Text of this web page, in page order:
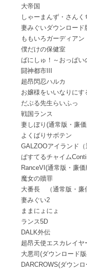
大帝国
しゃーまんず・さんく
妻みぐいダウンロード
ももいろガーディアン
僕だけの保健室
ばにしゅ！～おっぱい
闘神都市III
超昂閃忍ハルカ
お嬢様をいいなりにす
だぶる先生らいふっ
戦国ランス
妻しぼり(通常版・廉
よくばりサボテン
GALZOOアイランド（
ぱすてるチャイム
RanceVI(通常版・廉価
魔女の贖罪
大番長 （通常版・廉
妻みぐい2
ままにょにょ
ランス5D
DALK外伝
超昂天使エスカレイヤ
大悪司(ダウンロード
DARCROWS(ダウンロ